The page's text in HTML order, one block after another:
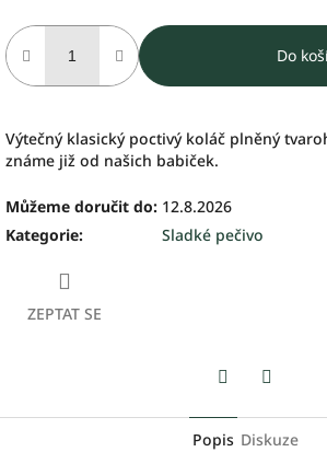
Do
Výtečný klasický poctivý koláč plněný
známe již od našich babiček.
Můžeme doručit do: 12.8.2026
Kategorie: Sladké pečivo
ZEPTAT SE
Popis Diskuze